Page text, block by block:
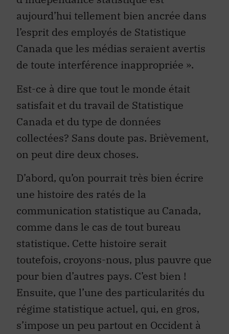
aujourd’hui tellement bien ancrée dans
l’esprit des employés de Statistique
Canada que les médias seraient avertis
de toute interférence inappropriée ».
Est-ce à dire que tout le monde était
satisfait et du travail de Statistique
Canada et du type de données
collectées? Sans doute pas. Brièvement,
on peut dire deux choses.
D’abord, qu’on pourrait très bien écrire
une histoire des ratés de la
communication statistique au Canada,
comme dans le cas de tout bureau
statistique. Cette histoire serait
toutefois, croyons-nous, plus pauvre que
pour bien d’autres pays. C’est bien !
Ensuite, que l’une des particularités du
régime statistique actuel, qui, en gros,
s’impose un peu partout en Occident à